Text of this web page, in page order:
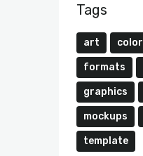
Tags
art color
formats
graphics
mockups
template